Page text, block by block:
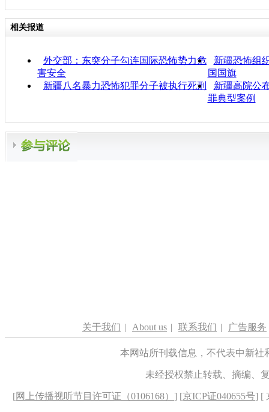
相关报道
外交部：东突分子勾连国际恐怖势力危
害安全
新疆恐怖组
国国旗
新疆八名暴力恐怖犯罪分子被执行死刑
新疆高院公
罪典型案例
关于我们 | About us | 联系我们 | 广告服务
本网站所刊载信息，不代表中新
未经授权禁止转载、摘编、
[网上传播视听节目许可证（0106168） ] [京ICP证040655号] [